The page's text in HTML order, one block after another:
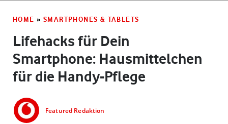
HOME » SMARTPHONES & TABLETS
Lifehacks für Dein
Smartphone: Hausmittelchen
für die Handy-Pflege
Featured Redaktion